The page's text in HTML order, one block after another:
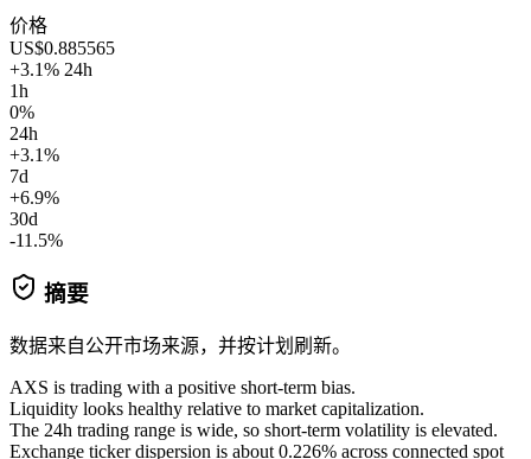
价格
US$0.885565
+3.1% 24h
1h
0%
24h
+3.1%
7d
+6.9%
30d
-11.5%
摘要
数据来自公开市场来源，并按计划刷新。
AXS is trading with a positive short-term bias.
Liquidity looks healthy relative to market capitalization.
The 24h trading range is wide, so short-term volatility is elevated.
Exchange ticker dispersion is about 0.226% across connected spot